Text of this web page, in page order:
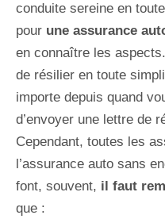
conduite sereine en
pour une assurance
en connaître les
de résilier en toute
importe depuis quand
d’envoyer une lettre de
Cependant, toutes les
l’assurance auto sans
font, souvent, il faut
que :